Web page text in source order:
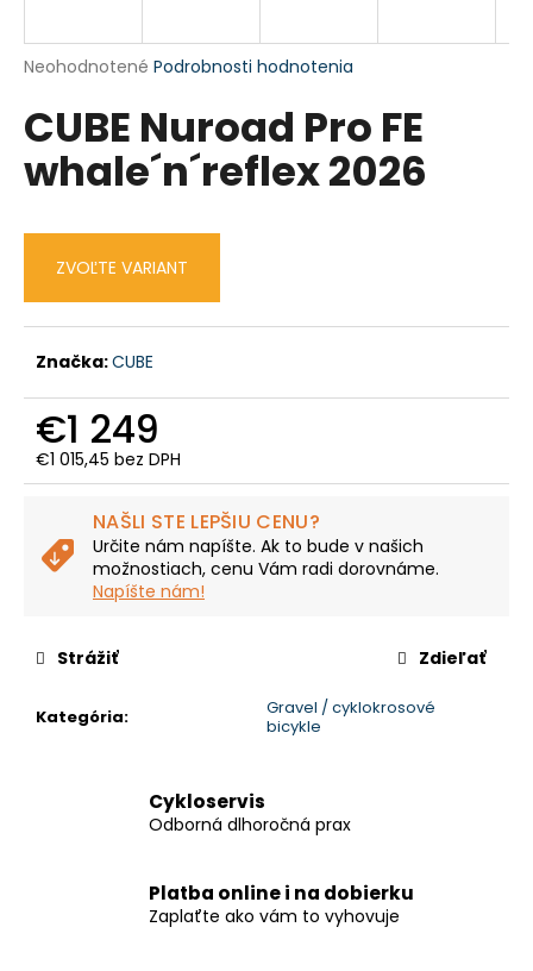
Priemerné
produktu
je
z
Neohodnotené Podrobnosti hodnotenia
CUBE Nuroad Pro FE
whale´n´reflex 2026
ZVOĽTE VARIANT
Značka:CUBE
€1 249
€1 015,45 bez DPH
Jednotková
NAŠLI STE LEPŠIU CENU?
Určite nám napíšte. Ak to bude v našich
možnostiach, cenu Vám radi dorovnáme.
Napíšte nám!
Kategória:
Gravel / cyklokrosové
bicykle
Strážiť Zdieľať
Cykloservis
Odborná dlhoročná prax
Platba online i na dobierku
Zaplaťte ako vám to vyhovuje
j
ť
?
d
p
o
r
REACTION
HYBRID